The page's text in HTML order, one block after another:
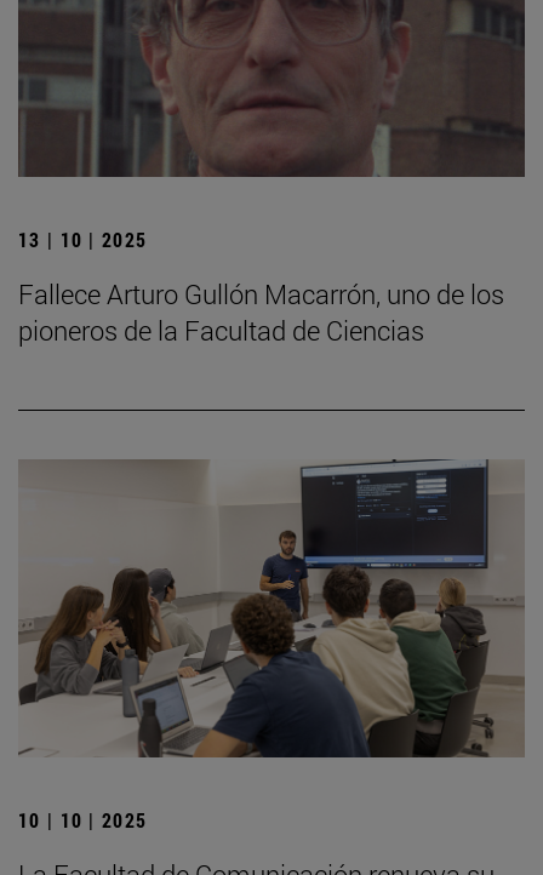
13 | 10 | 2025
Fallece Arturo Gullón Macarrón, uno de los
pioneros de la Facultad de Ciencias
10 | 10 | 2025